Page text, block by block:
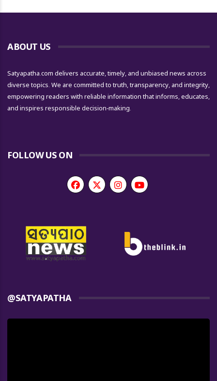
ABOUT US
Satyapatha.com delivers accurate, timely, and unbiased news across
diverse topics. We are committed to truth, transparency, and integrity,
empowering readers with reliable information that informs, educates,
and inspires responsible decision-making.
FOLLOW US ON
@SATYAPATHA